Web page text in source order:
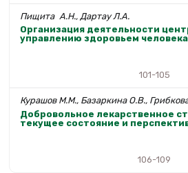
Пищита А.Н., Дартау Л.А.
Организация деятельности
управлению здоровьем человека
101-105
Курашов М.М., Базаркина О.В.,
Добровольное лекарственное
текущее состояние и
106-109